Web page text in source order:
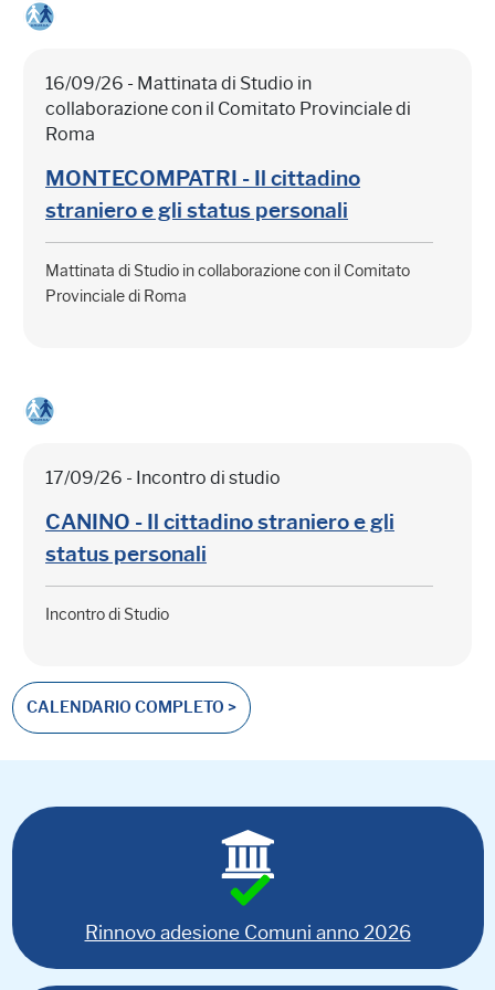
16/09/26 - Mattinata di Studio in
collaborazione con il Comitato Provinciale di
Roma
MONTECOMPATRI - Il cittadino
straniero e gli status personali
Mattinata di Studio in collaborazione con il Comitato
Provinciale di Roma
17/09/26 - Incontro di studio
CANINO - Il cittadino straniero e gli
status personali
Incontro di Studio
CALENDARIO COMPLETO >
Rinnovo adesione Comuni anno 2026